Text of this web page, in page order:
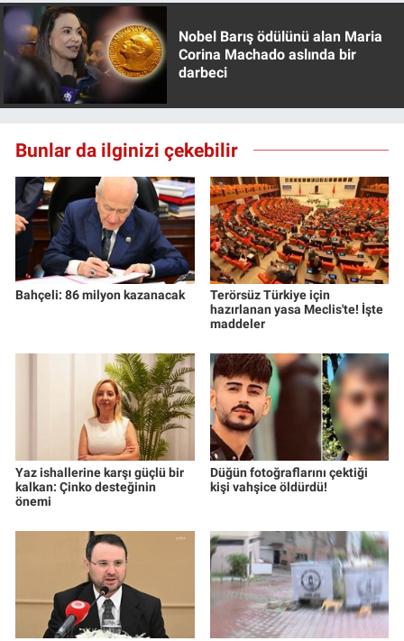
Nobel Barış ödülünü alan Maria
Corina Machado aslında bir
darbeci
Bunlar da ilginizi çekebilir
Bahçeli: 86 milyon kazanacak
Terörsüz Türkiye için
hazırlanan yasa Meclis'te! İşte
maddeler
Yaz ishallerine karşı güçlü bir
kalkan: Çinko desteğinin
önemi
Düğün fotoğraflarını çektiği
kişi vahşice öldürdü!